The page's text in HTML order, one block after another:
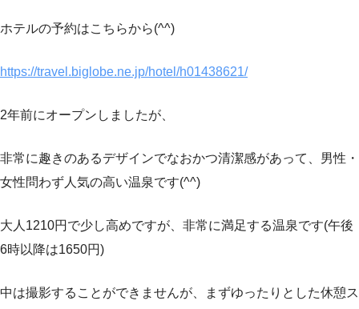
ホテルの予約はこちらから(^^)
https://travel.biglobe.ne.jp/hotel/h01438621/
2年前にオープンしましたが、
非常に趣きのあるデザインでなおかつ清潔感があって、男性・
女性問わず人気の高い温泉です(^^)
大人1210円で少し高めですが、非常に満足する温泉です(午後
6時以降は1650円)
中は撮影することができませんが、まずゆったりとした休憩ス